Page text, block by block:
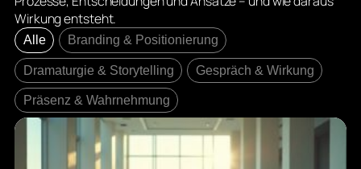
Wirkung entsteht.
Alle Branding & Positionierung
Dramaturgie & Storytelling Gespräch & Wirkung
Präsenz & Wahrnehmung